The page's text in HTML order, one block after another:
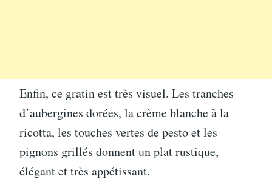
Enfin, ce gratin est très visuel. Les tranches
d’aubergines dorées, la crème blanche à la
ricotta, les touches vertes de pesto et les
pignons grillés donnent un plat rustique,
élégant et très appétissant.